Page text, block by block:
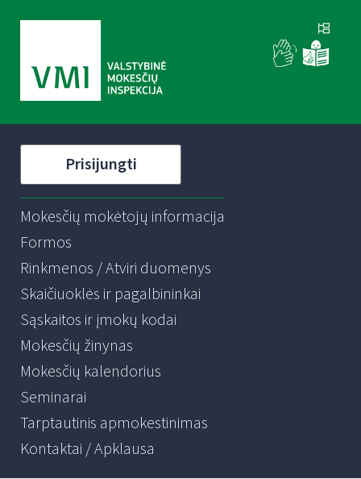
Prisijungti
Mokesčių mokėtojų informacija
Formos
Rinkmenos / Atviri duomenys
Skaičiuoklės ir pagalbininkai
Sąskaitos ir įmokų kodai
Mokesčių žinynas
Mokesčių kalendorius
Seminarai
Tarptautinis apmokestinimas
Kontaktai / Apklausa